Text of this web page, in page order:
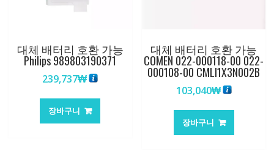
대체 배터리 호환 가능
Philips 989803190371
239,737₩
장바구니
대체 배터리 호환 가능
COMEN 022-000118-00 022-
000108-00 CMLI1X3N002B
103,040₩
장바구니